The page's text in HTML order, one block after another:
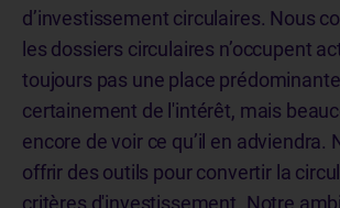
d’investissement circulaires. Nous
les dossiers circulaires n’occupent
toujours pas une place
certainement de l'intérêt, mais
encore de voir ce qu’il en adviendra.
offrir des outils pour convertir la
critères d'investissement. Notre